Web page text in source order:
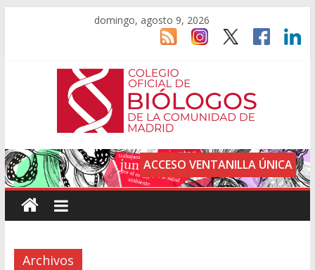
domingo, agosto 9, 2026
ACCESO VENTANILLA ÚNICA
Archivos